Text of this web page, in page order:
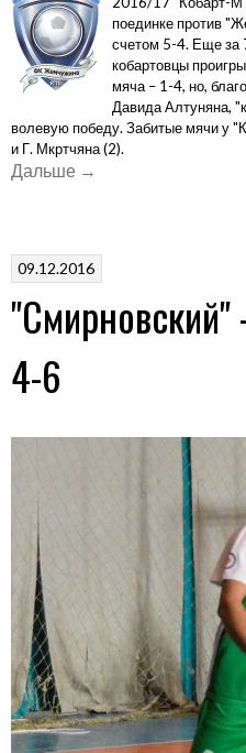
поединке против
счетом 5-4. Еще за
кобартовцы
мяча – 1-4, но,
Давида Алтуняна,
волевую победу. Забитые мячи у
и Г. Мкртчяна (2).
Дальше
«"Кобарт-
–
4»
→
09.12.2016
4-6